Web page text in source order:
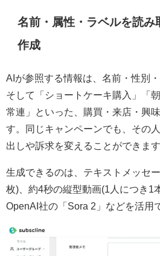
名前・属性・ラベルを読み
作成
AIが参照する情報は、名前・性別
そして「ショートケーキ購入」「
常連」といった、購買・来店・興
す。同じキャンペーンでも、その
出しや訴求を変えることができます
生成できるのは、テキストメッセ
枚)、約4秒の縦型動画(1人につき1
OpenAI社の「Sora 2」などを活用